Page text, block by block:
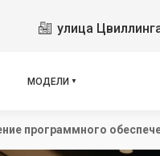
улица
МОДЕЛИ
программного